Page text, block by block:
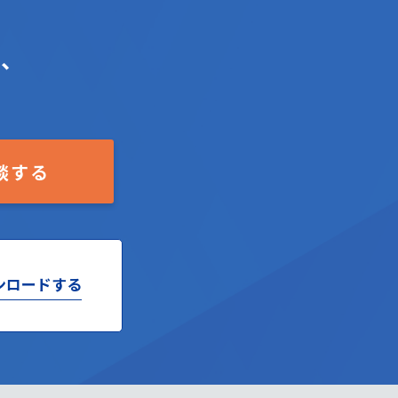
する
ロードする